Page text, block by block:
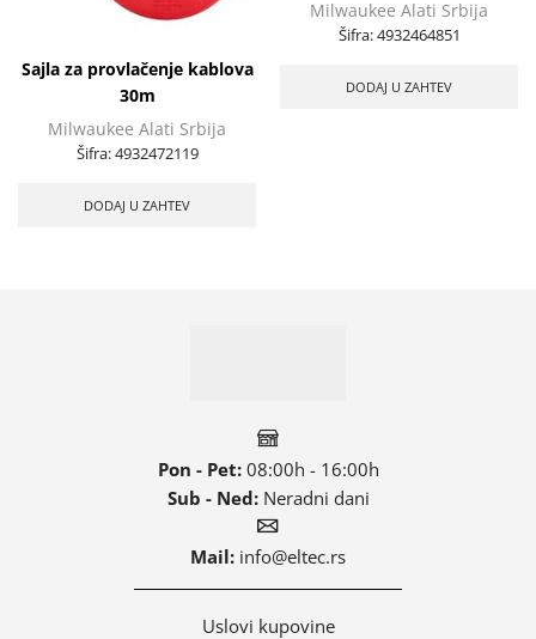
Sajla za provlačenje kablova
30m
Milwaukee Alati Srbija
Šifra:4932472119
DODAJ U ZAHTEV
Milwaukee Alati Srbija
Šifra:4932464851
DODAJ U ZAHTEV
Pon - Pet:08:00h - 16:00h
Sub - Ned:Neradni dani
Mail: info@eltec.rs
Uslovi kupovine